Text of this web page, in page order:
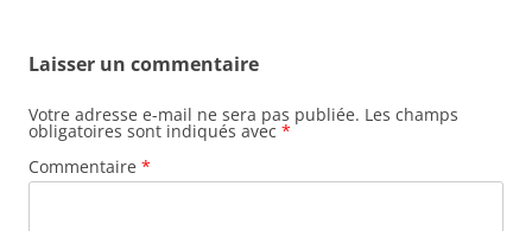
Laisser un commentaire
Votre adresse e-mail ne sera pas publiée. Les champs
obligatoires sont indiqués avec *
Commentaire *